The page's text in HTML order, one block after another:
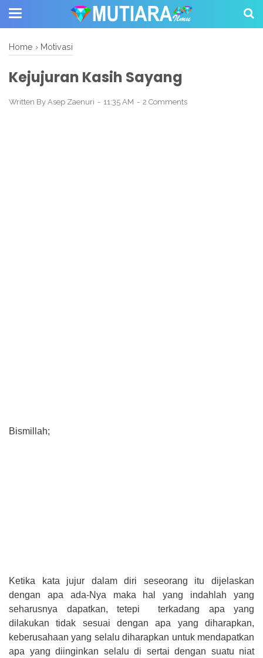
Home › Motivasi
Kejujuran Kasih Sayang
Written By Asep Zaenuri 11:35 AM 2 Comments
Bismillah;
Ketika kata jujur dalam diri seseorang itu dijelaskan
dengan apa ada-Nya maka hal yang indahlah yang
seharusnya dapatkan, tetepi terkadang apa yang
dilakukan tidak sesuai dengan apa yang diharapkan,
keberusahaan yang selalu diharapkan untuk mendapatkan
apa yang diinginkan selalu di sertai dengan suatu niat